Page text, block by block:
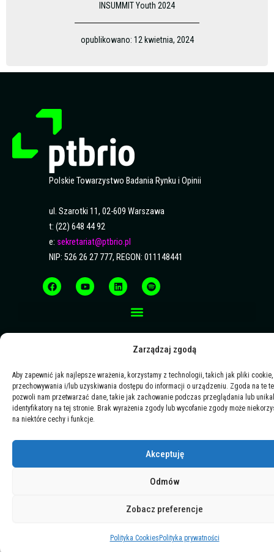
Zarządzaj zgodą
Aby zapewnić jak najlepsze wrażenia, korzystamy z technologii, takich jak pliki
przechowywania i/lub uzyskiwania dostępu do informacji o urządzeniu. Zgoda na te
pozwoli nam przetwarzać dane, takie jak zachowanie podczas przeglądania lub
identyfikatory na tej stronie. Brak wyrażenia zgody lub wycofanie zgody może
na niektóre cechy i funkcje.
Akceptuję
Odmów
Zobacz preferencje
Polityka Cookies Polityka prywatności
INSUMMIT Youth 2024
opublikowano: 12 kwietnia, 2024
Polskie Towarzystwo Badania Rynku i Opinii
ul. Szarotki 11, 02-609 Warszawa
t: (22) 648 44 92
e: sekretariat@ptbrio.pl
NIP: 526 26 27 777, REGON: 011148441
a
c
e
k
o
u
t
i
n
k
n
p
o
t